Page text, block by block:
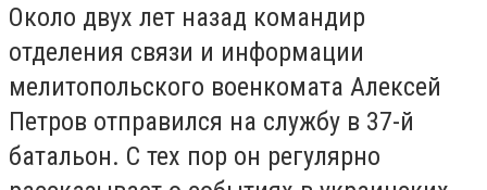
Около двух лет назад командир
отделения связи и информации
мелитопольского военкомата Алексей
Петров отправился на службу в 37-й
батальон. С тех пор он регулярно